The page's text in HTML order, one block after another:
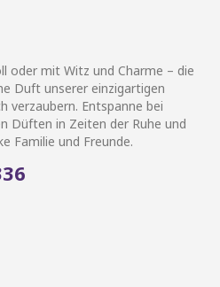
oder mit Witz und Charme – die
Duft unserer einzigartigen
verzaubern. Entspanne bei
Düften in Zeiten der Ruhe und
Familie und Freunde.